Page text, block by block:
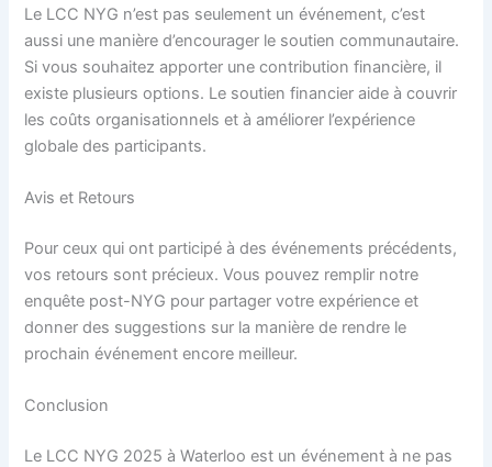
Le LCC NYG n’est pas seulement un événement, c’est
aussi une manière d’encourager le soutien communautaire.
Si vous souhaitez apporter une contribution financière, il
existe plusieurs options. Le soutien financier aide à couvrir
les coûts organisationnels et à améliorer l’expérience
globale des participants.
Avis et Retours
Pour ceux qui ont participé à des événements précédents,
vos retours sont précieux. Vous pouvez remplir notre
enquête post-NYG pour partager votre expérience et
donner des suggestions sur la manière de rendre le
prochain événement encore meilleur.
Conclusion
Le LCC NYG 2025 à Waterloo est un événement à ne pas